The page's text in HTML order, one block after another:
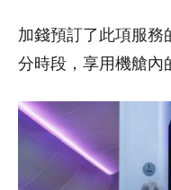
加錢預訂了此項服務
分時段，享用機艙內